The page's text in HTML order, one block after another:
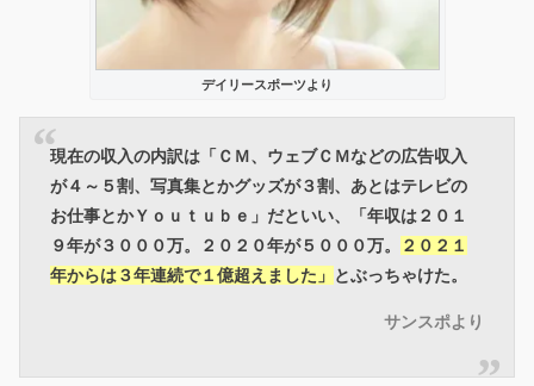
デイリースポーツより
現在の収入の内訳は「ＣＭ、ウェブＣＭなどの広告収入
が４～５割、写真集とかグッズが３割、あとはテレビの
お仕事とかＹｏｕｔｕｂｅ」だといい、「年収は２０１
９年が３０００万。２０２０年が５０００万。
２０２１
年からは３年連続で１億超えました」 とぶっちゃけた。
サンスポより